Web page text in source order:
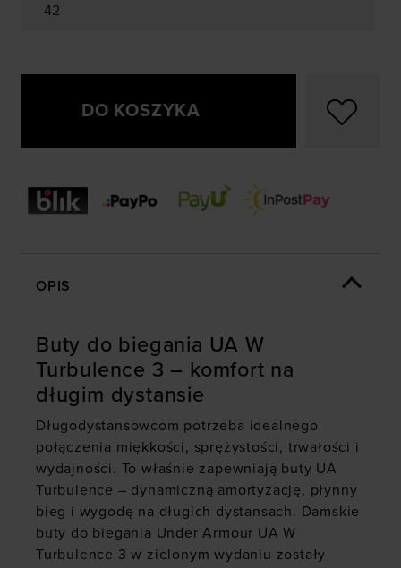
42
DO KOSZYKA
OPIS
Buty do biegania UA W
Turbulence 3 – komfort na
długim dystansie
Długodystansowcom potrzeba idealnego
połączenia miękkości, sprężystości, trwałości i
wydajności. To właśnie zapewniają buty UA
Turbulence – dynamiczną amortyzację, płynny
bieg i wygodę na długich dystansach. Damskie
buty do biegania Under Armour UA W
Turbulence 3 w zielonym wydaniu zostały